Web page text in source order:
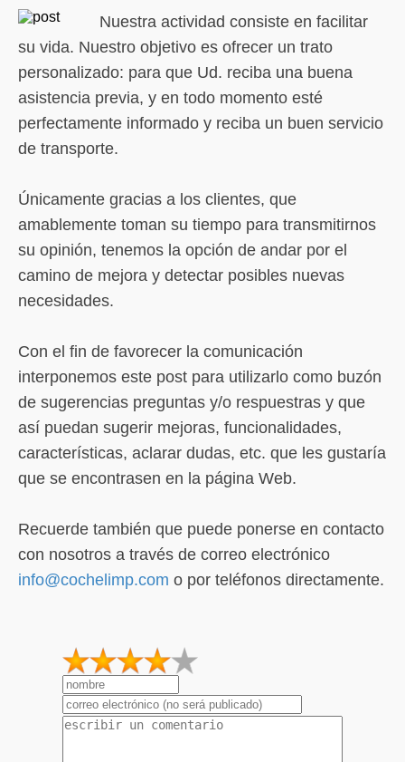
Nuestra actividad consiste en facilitar
su vida. Nuestro objetivo es ofrecer un trato
personalizado: para que Ud. reciba una buena
asistencia previa, y en todo momento esté
perfectamente informado y reciba un buen servicio
de transporte.
Únicamente gracias a los clientes, que
amablemente toman su tiempo para transmitirnos
su opinión, tenemos la opción de andar por el
camino de mejora y detectar posibles nuevas
necesidades.
Con el fin de favorecer la comunicación
interponemos este post para utilizarlo como buzón
de sugerencias preguntas y/o respuestras y que
así puedan sugerir mejoras, funcionalidades,
características, aclarar dudas, etc. que les gustaría
que se encontrasen en la página Web.
Recuerde también que puede ponerse en contacto
con nosotros a través de correo electrónico
info@cochelimp.com o por teléfonos directamente.
2
1